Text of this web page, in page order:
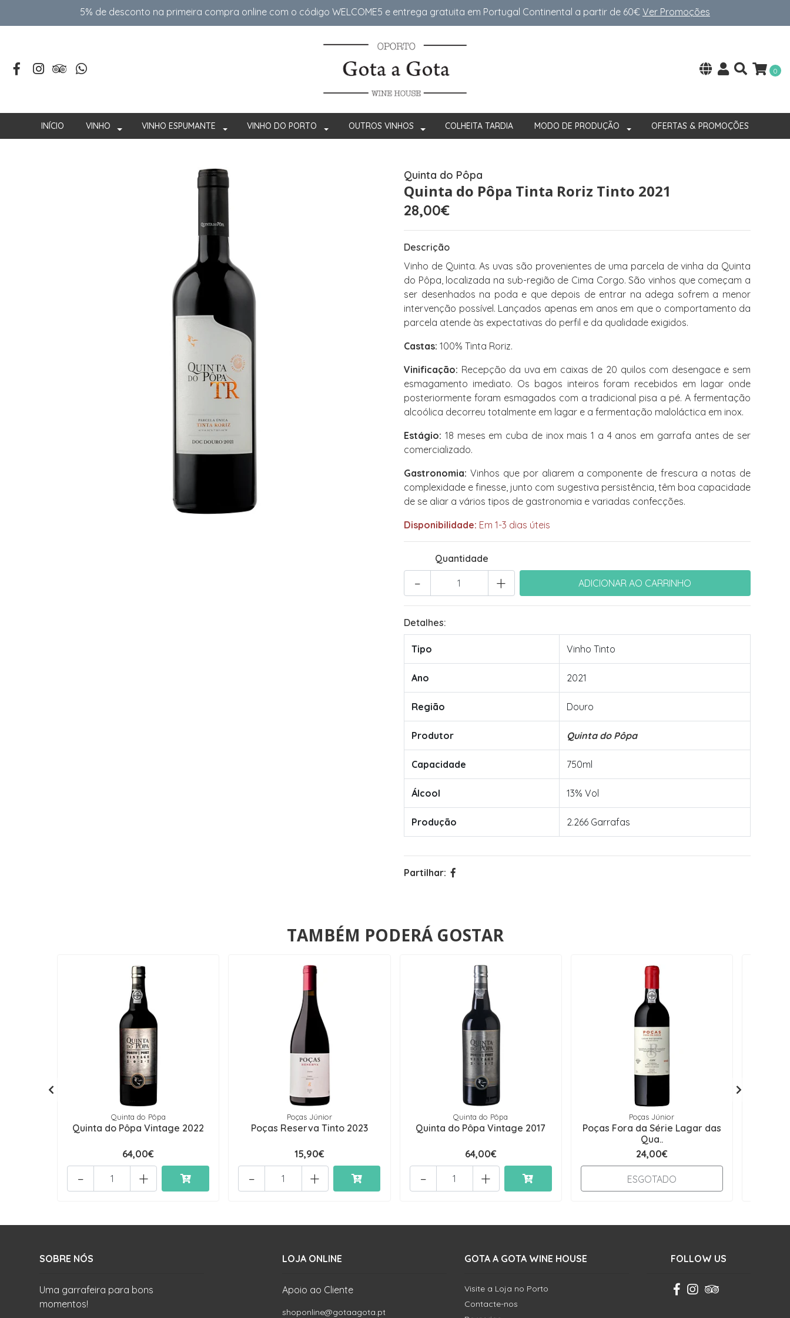
5% de desconto na primeira compra online com o código WELCOME5 e entrega gratuita em Portugal Continental a partir de 60€ Ver Promoções
0
INÍCIO VINHO VINHO ESPUMANTE VINHO DO PORTO OUTROS VINHOS COLHEITA TARDIA MODO DE PRODUÇÃO OFERTAS & PROMOÇÕES
Quinta do Pôpa
Quinta do Pôpa Tinta Roriz Tinto 2021
28,00€
Descrição
Vinho de Quinta. As uvas são provenientes de uma parcela de vinha da Quinta
do Pôpa, localizada na sub-região de Cima Corgo. São vinhos que começam a
ser desenhados na poda e que depois de entrar na adega sofrem a menor
intervenção possível. Lançados apenas em anos em que o comportamento da
parcela atende às expectativas do perfil e da qualidade exigidos.
Castas: 100% Tinta Roriz.
Vinificação: Recepção da uva em caixas de 20 quilos com desengace e sem
esmagamento imediato. Os bagos inteiros foram recebidos em lagar onde
posteriormente foram esmagados com a tradicional pisa a pé. A fermentação
alcoólica decorreu totalmente em lagar e a fermentação maloláctica em inox.
Estágio: 18 meses em cuba de inox mais 1 a 4 anos em garrafa antes de ser
comercializado.
Gastronomia: Vinhos que por aliarem a componente de frescura a notas de
complexidade e finesse, junto com sugestiva persistência, têm boa capacidade
de se aliar a vários tipos de gastronomia e variadas confecções.
Disponibilidade: Em 1-3 dias úteis
Quantidade
+
-
Detalhes:
Tipo Vinho Tinto
Ano 2021
Região Douro
Produtor Quinta do Pôpa
Capacidade 750ml
Álcool 13% Vol
Produção 2.266 Garrafas
Partilhar:
TAMBÉM PODERÁ GOSTAR
Quinta do Pôpa
Quinta do Pôpa Vintage 2022
64,00€
+
-
Poças Júnior
Poças Reserva Tinto 2023
15,90€
+
-
Quinta do Pôpa
Quinta do Pôpa Vintage 2017
64,00€
+
-
Poças Júnior
Poças Fora da Série Lagar das
Qua..
24,00€
ESGOTADO
SOBRE NÓS
Uma garrafeira para bons
momentos!
LOJA ONLINE
Apoio ao Cliente
shoponline@gotaagota.pt
GOTA A GOTA WINE HOUSE
Visite a Loja no Porto
Contacte-nos
FOLLOW US